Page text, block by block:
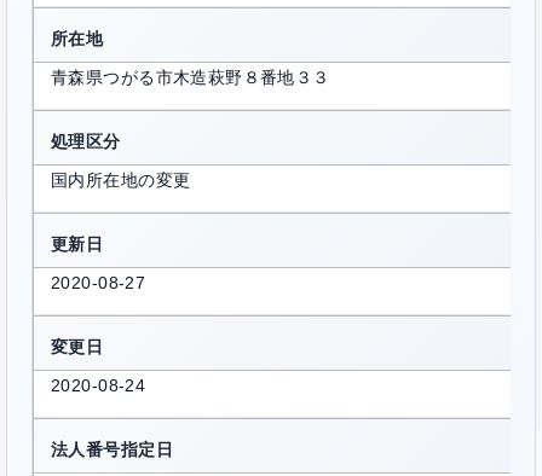
所在地
青森県つがる市木造萩野８番地３３
処理区分
国内所在地の変更
更新日
2020-08-27
変更日
2020-08-24
法人番号指定日